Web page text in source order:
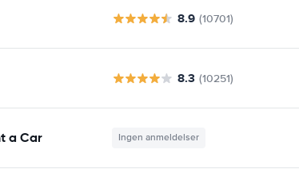
8.9 (10701)
8.3 (10251)
a Car Ingen anmeldelser